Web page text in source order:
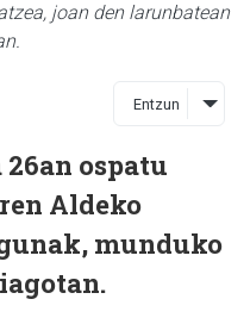
joan den larunbatean
Entzun
ospatu
Aldeko
munduko